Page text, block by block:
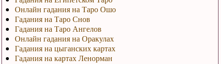
Онлайн гадания на Таро Ошо
Гадания на Таро Снов
Гадания на Таро Ангелов
Онлайн гадания на Оракулах
Гадания на цыганских картах
Гадания на картах Ленорман